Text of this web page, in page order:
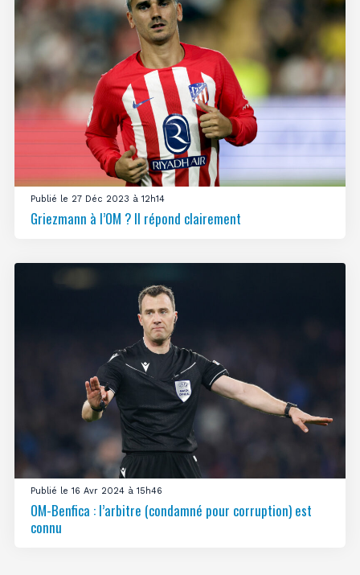
Publié le 27 Déc 2023 à 12h14
Griezmann à l’OM ? Il répond clairement
Publié le 16 Avr 2024 à 15h46
OM-Benfica : l’arbitre (condamné pour corruption) est
connu